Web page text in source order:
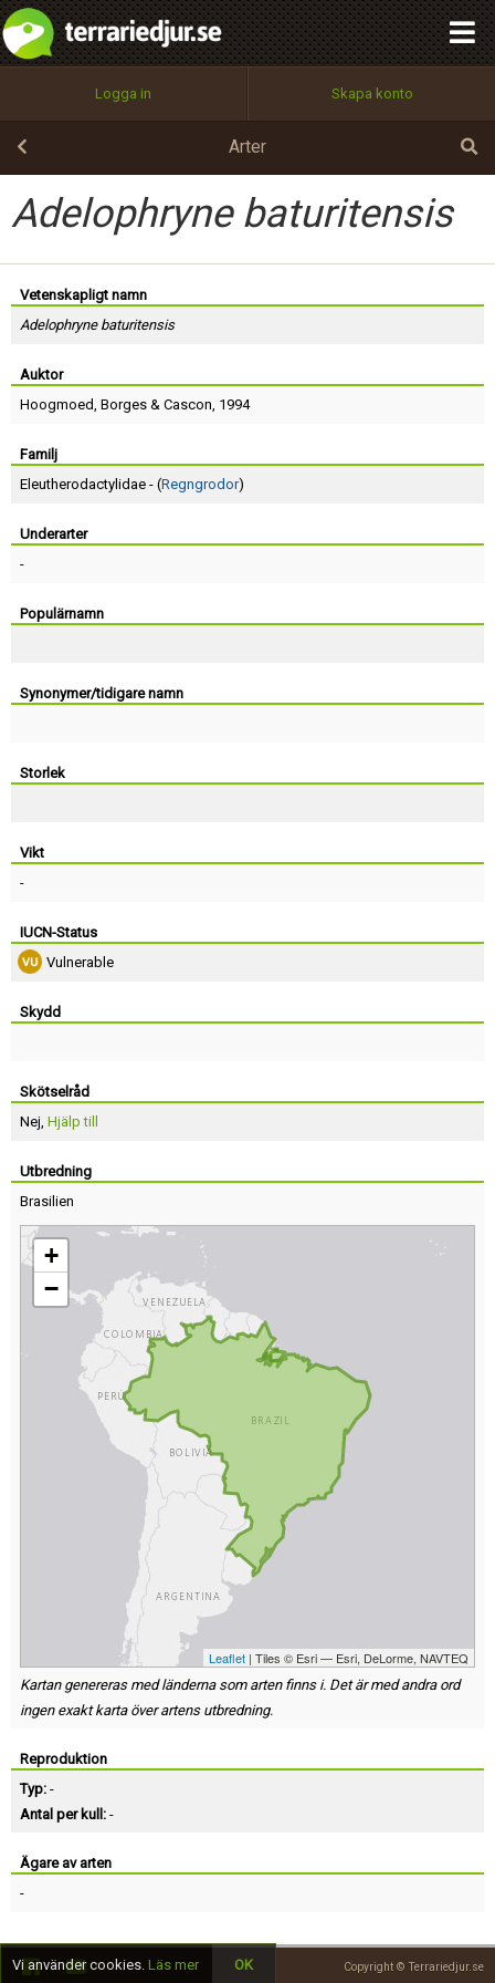
Logga in Skapa konto
Arter
Adelophryne baturitensis
Vetenskapligt namn
Adelophryne baturitensis
Auktor
Hoogmoed, Borges & Cascon, 1994
Familj
Eleutherodactylidae - (Regngrodor)
Underarter
-
Populärnamn
Synonymer/tidigare namn
Storlek
Vikt
-
IUCN-Status
Vulnerable
Skydd
Skötselråd
Nej, Hjälp till
Utbredning
Brasilien
+
−
Leaflet | Tiles © Esri — Esri, DeLorme, NAVTEQ
Kartan genereras med länderna som arten finns i. Det är med andra ord
ingen exakt karta över artens utbredning.
Reproduktion
Typ: -
Antal per kull: -
Ägare av arten
-
Copyright © Terrariedjur.se
Utför
100%
OK
integritetspolicy
Namn:
Epost:
Användarnamn:
Lösenord:
Terms of Service
Skapa konto
Begär nytt lösenord
Tillbaka till förstasidan
Vi använder cookies. Läs mer OK